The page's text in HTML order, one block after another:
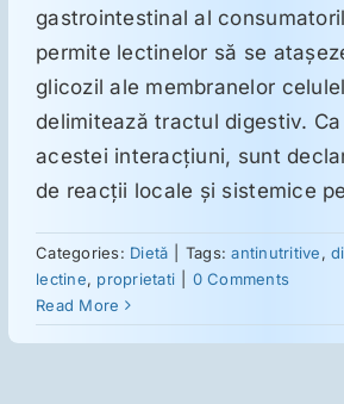
Antropologie
Proză utilă
gastrointestinal al
permite lectinelor să se
glicozil ale membranelor
delimitează tractul digestiv.
acestei interacţiuni, sunt
de reacţii locale şi sistemice
Categories: Dietă Tags:antinutritive,
lectine, proprietati
0 Comments
Read More